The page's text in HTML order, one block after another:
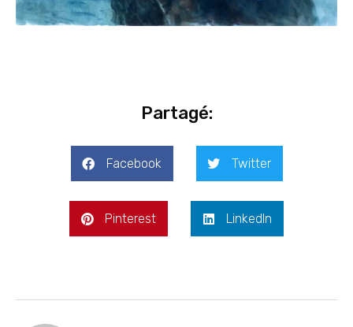
Partagé:
Facebook Twitter
Pinterest LinkedIn